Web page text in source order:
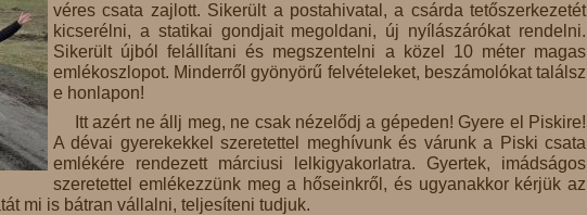
véres csata zajlott. Sikerült a postahivatal, a csárda tetőszerkezetét
kicserélni, a statikai gondjait megoldani, új nyílászárókat rendelni.
Sikerült újból felállítani és megszentelni a közel 10 méter magas
emlékoszlopot. Minderről gyönyörű felvételeket, beszámolókat találsz
e honlapon!
Itt azért ne állj meg, ne csak nézelődj a gépeden! Gyere el Piskire!
A dévai gyerekekkel szeretettel meghívunk és várunk a Piski csata
emlékére rendezett márciusi lelkigyakorlatra. Gyertek, imádságos
szeretettel emlékezzünk meg a hőseinkről, és ugyanakkor kérjük az
mi is bátran vállalni, teljesíteni tudjuk.